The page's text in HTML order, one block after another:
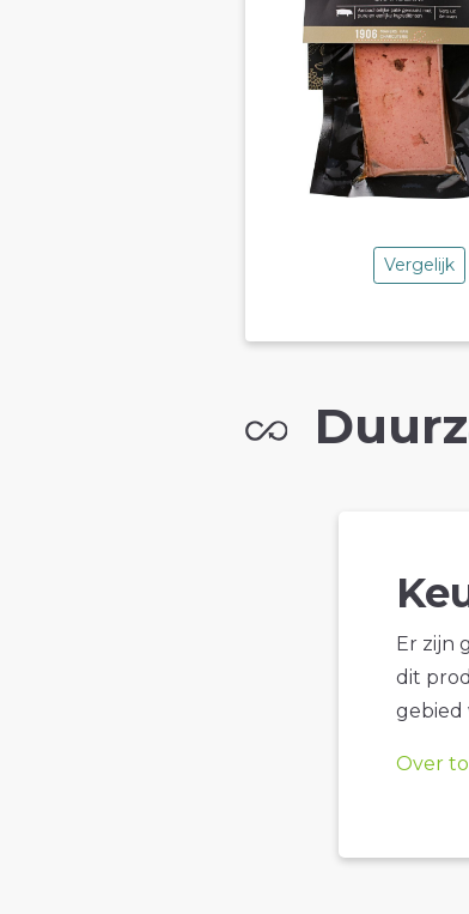
Vergelijk
Er zijn
dit
gebied
Over